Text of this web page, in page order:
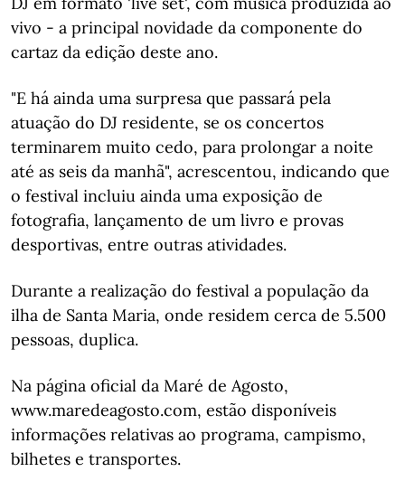
vivo - a principal novidade da componente do
cartaz da edição deste ano.
"E há ainda uma surpresa que passará pela
atuação do DJ residente, se os concertos
terminarem muito cedo, para prolongar a noite
até as seis da manhã", acrescentou, indicando que
o festival incluiu ainda uma exposição de
fotografia, lançamento de um livro e provas
desportivas, entre outras atividades.
Durante a realização do festival a população da
ilha de Santa Maria, onde residem cerca de 5.500
pessoas, duplica.
Na página oficial da Maré de Agosto,
www.maredeagosto.com, estão disponíveis
informações relativas ao programa, campismo,
bilhetes e transportes.